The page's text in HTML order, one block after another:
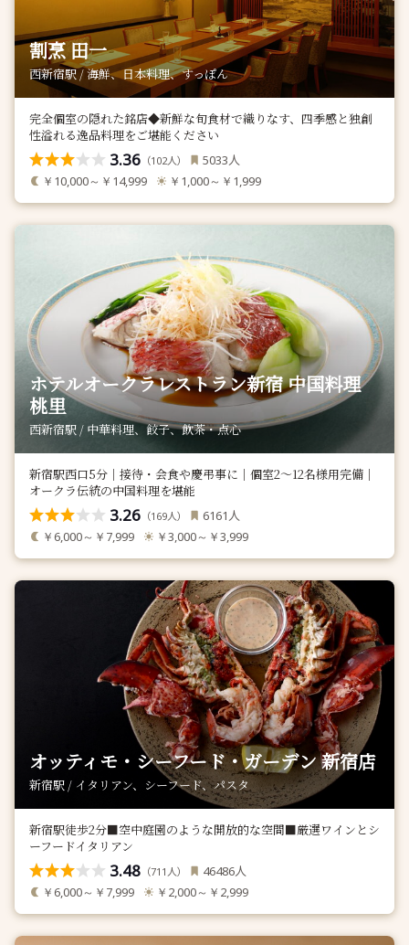
割烹 田一
西新宿駅 / 海鮮、日本料理、すっぽん
完全個室の隠れた銘店◆新鮮な旬食材で織りなす、四季感と独創
性溢れる逸品料理をご堪能ください
3.36 （102人） 5033人
￥10,000～￥14,999 ￥1,000～￥1,999
ホテルオークラレストラン新宿 中国料理
桃里
西新宿駅 / 中華料理、餃子、飲茶・点心
新宿駅西口5分｜接待・会食や慶弔事に｜個室2～12名様用完備｜
オークラ伝統の中国料理を堪能
3.26 （169人） 6161 人
￥6,000～￥7,999 ￥3,000～￥3,999
オッティモ・シーフード・ガーデン 新宿店
新宿駅 / イタリアン、シーフード、パスタ
新宿駅徒歩2分■空中庭園のような開放的な空間■厳選ワインとシ
ーフードイタリアン
3.48 （711 人） 46486人
￥6,000～￥7,999 ￥2,000～￥2,999